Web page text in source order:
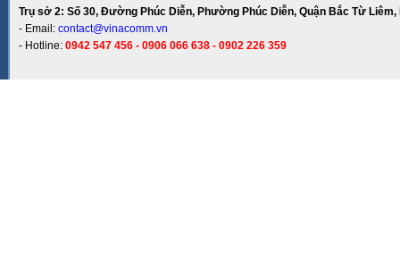
Trụ sở 2: Số 30, Đường Phúc Diễn, Phường Phúc Diễn, Quận Bắc Từ Liêm,
- Email: contact@vinacomm.vn
- Hotline: 0942 547 456 - 0906 066 638 - 0902 226 359